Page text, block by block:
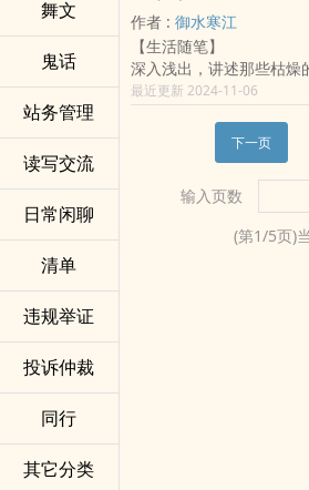
舞文
鬼话
站务管理
读写交流
日常闲聊
清单
违规举证
投诉仲裁
同行
其它分类
四哥林云霄：拥有实力，
五哥林云栋：建立情报组
六哥林云湛：培养杀手组
七哥林云逸：谁能告诉我
……
让他们没想到的是，他们
时候，就被某个小狼狗盯
后来小狼狗变成大灰狼，
并许下诺言：一生唯一
转折文，舍取，离奇。
我的灵魂还在我身中，像
想要逃脱却始终不敢，离
作者 : 御水寒江
【生活随笔】
深入浅出，讲述那些枯燥
每天一个知识点。
（看了本书，你就会知道
幺才是真正的无趣。那幺
法律，让我重新认识了这
习这份无趣！当然，本书
述，会多多少少存在不全
最近更新 2024-11-06
下一页
输入页数
(第1/5页)